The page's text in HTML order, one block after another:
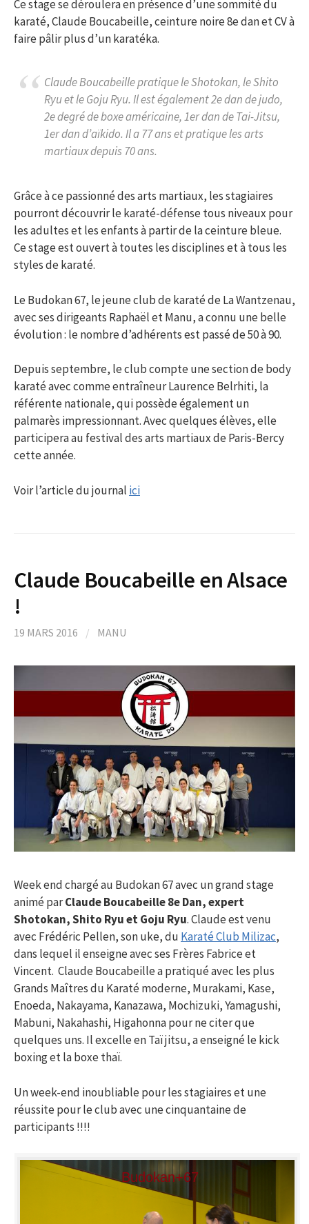
Ce stage se déroulera en présence d’une sommité du
karaté, Claude Boucabeille, ceinture noire 8e dan et CV à
faire pâlir plus d’un karatéka.
Claude Boucabeille pratique le Shotokan, le Shito
Ryu et le Goju Ryu. Il est également 2e dan de judo,
2e degré de boxe américaine, 1er dan de Tai-Jitsu,
1er dan d’aïkido. Il a 77 ans et pratique les arts
martiaux depuis 70 ans.
Grâce à ce passionné des arts martiaux, les stagiaires
pourront découvrir le karaté-défense tous niveaux pour
les adultes et les enfants à partir de la ceinture bleue.
Ce stage est ouvert à toutes les disciplines et à tous les
styles de karaté.
Le Budokan 67, le jeune club de karaté de La Wantzenau,
avec ses dirigeants Raphaël et Manu, a connu une belle
évolution : le nombre d’adhérents est passé de 50 à 90.
Depuis septembre, le club compte une section de body
karaté avec comme entraîneur Laurence Belrhiti, la
référente nationale, qui possède également un
palmarès impressionnant. Avec quelques élèves, elle
participera au festival des arts martiaux de Paris-Bercy
cette année.
Voir l’article du journal ici
Claude Boucabeille en Alsace
!
19 MARS 2016 / MANU
Week end chargé au Budokan 67 avec un grand stage
animé parClaude Boucabeille 8e Dan, expert
Shotokan, Shito Ryu et Goju Ryu. Claude est venu
avec Frédéric Pellen, son uke, du Karaté Club Milizac,
dans lequel il enseigne avec ses Frères Fabrice et
Vincent. Claude Boucabeille a pratiqué avec les plus
Grands Maîtres du Karaté moderne, Murakami, Kase,
Enoeda, Nakayama, Kanazawa, Mochizuki, Yamagushi,
Mabuni, Nakahashi, Higahonna pour ne citer que
quelques uns. Il excelle en Taï jitsu, a enseigné le kick
boxing et la boxe thaï.
Un week-end inoubliable pour les stagiaires et une
réussite pour le club avec une cinquantaine de
participants !!!!
Budokan+67